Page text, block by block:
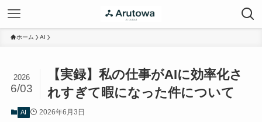
ホーム AI
【実録】私の仕事がAIに効率化さ
れすぎて暇になった件について
2026
6/03
AI 2026年6月3日